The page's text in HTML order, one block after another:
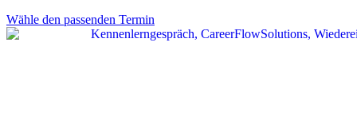
Wähle den passenden Termin